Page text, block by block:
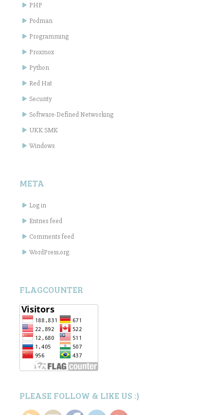
PHP
Podman
Programming
Proxmox
Python
Red Hat
Security
Software-Defined Networking
UKK SMK
Windows
META
Log in
Entries feed
Comments feed
WordPress.org
FLAGCOUNTER
PLEASE FOLLOW & LIKE US :)